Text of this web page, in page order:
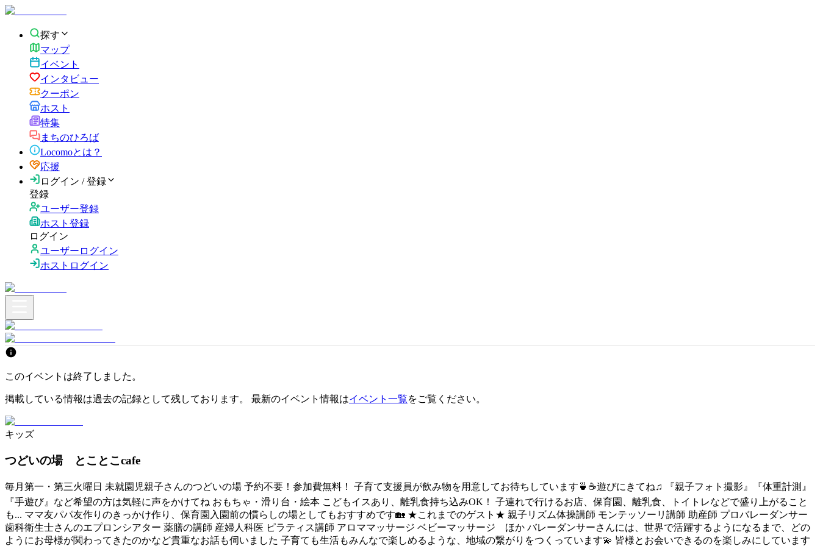
探す
マップ
イベント
インタビュー
クーポン
ホスト
特集
まちのひろば
Locomoとは？
応援
ログイン / 登録
登録
ユーザー登録
ホスト登録
ログイン
ユーザーログイン
ホストログイン
このイベントは終了しました。
掲載している情報は過去の記録として残しております。 最新のイベント情報はイベント一覧をご覧ください。
キッズ
つどいの場 とことこcafe
毎月第一・第三火曜日 未就園児親子さんのつどいの場 予約不要！参加費無料！ 子育て支援員が飲み物を用意してお待ちしています🍵☕️遊びにきてね♫ 『親子フォト撮影』『体重計測』
『手遊び』など希望の方は気軽に声をかけてね おもちゃ・滑り台・絵本 こどもイスあり、離乳食持ち込みOK！ 子連れで行けるお店、保育園、離乳食、トイトレなどで盛り上がること
も... ママ友パパ友作りのきっかけ作り、保育園入園前の慣らしの場としてもおすすめです🏡 ★これまでのゲスト★ 親子リズム体操講師 モンテッソーリ講師 助産師 プロバレーダンサー
歯科衛生士さんのエプロンシアター 薬膳の講師 産婦人科医 ピラティス講師 アロママッサージ ベビーマッサージ ほか バレーダンサーさんには、世界で活躍するようになるまで、どの
ようにお母様が関わってきたのかなど貴重なお話も伺いました 子育ても生活もみんなで楽しめるような、地域の繋がりをつくっています💫 皆様とお会いできるのを楽しみにしています